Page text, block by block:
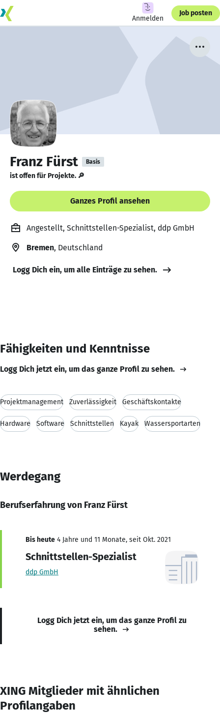
Anmelden
Job posten
Franz Fürst Basis
ist offen für Projekte. 🔎
Ganzes Profil ansehen
Angestellt, Schnittstellen-Spezialist, ddp GmbH
Bremen, Deutschland
Logg Dich ein, um alle Einträge zu sehen.
Fähigkeiten und Kenntnisse
Logg Dich jetzt ein, um das ganze Profil zu sehen.
Projektmanagement Zuverlässigkeit Geschäftskontakte
Hardware Software Schnittstellen Kayak Wassersportarten
Werdegang
Berufserfahrung von Franz Fürst
Bis heute 4 Jahre und 11 Monate, seit Okt. 2021
Schnittstellen-Spezialist
ddp GmbH
Logg Dich jetzt ein, um das ganze Profil zu
sehen.
XING Mitglieder mit ähnlichen
Profilangaben